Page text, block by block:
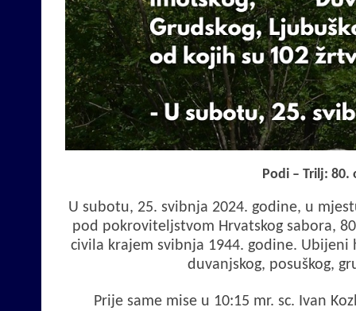
Podi – Trilj:
U subotu, 25. svibnja 2024. godine, u
pod pokroviteljstvom Hrvatskog sabora,
civila krajem svibnja 1944. godine.
duvanjskog, posuškog,
Prije same mise u 10:15 mr. sc. Ivan